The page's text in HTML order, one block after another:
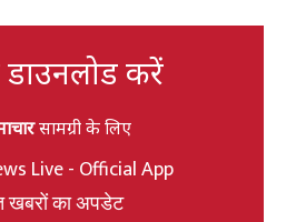
करें
सामग्री के लिए
Live - Official App
खबरों का अपडेट